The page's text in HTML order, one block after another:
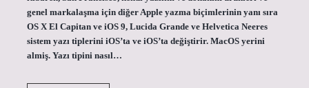
genel markalaşma için diğer Apple yazma biçimlerinin yanı sıra
OS X El Capitan ve iOS 9, Lucida Grande ve Helvetica Neeres
sistem yazı tiplerini iOS’ta ve iOS’ta değiştirir. MacOS yerini
almiş. Yazı tipini nasıl…